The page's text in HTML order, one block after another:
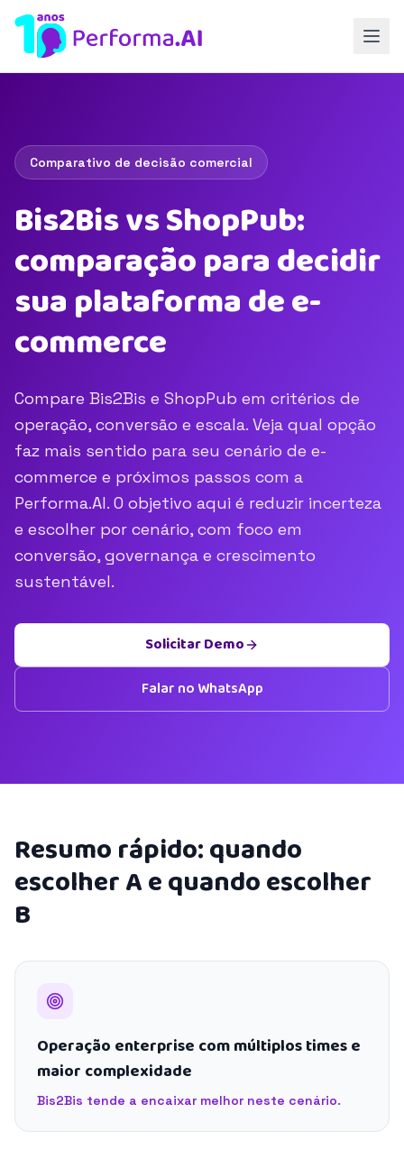
Comparativo de decisão comercial
Bis2Bis vs ShopPub:
comparação para decidir
sua plataforma de e-
commerce
Compare Bis2Bis e ShopPub em critérios de
operação, conversão e escala. Veja qual opção
faz mais sentido para seu cenário de e-
commerce e próximos passos com a
Performa.AI. O objetivo aqui é reduzir incerteza
e escolher por cenário, com foco em
conversão, governança e crescimento
sustentável.
Solicitar Demo
Falar no WhatsApp
Resumo rápido: quando
escolher A e quando escolher
B
Operação enterprise com múltiplos times e
maior complexidade
Bis2Bis tende a encaixar melhor neste cenário.